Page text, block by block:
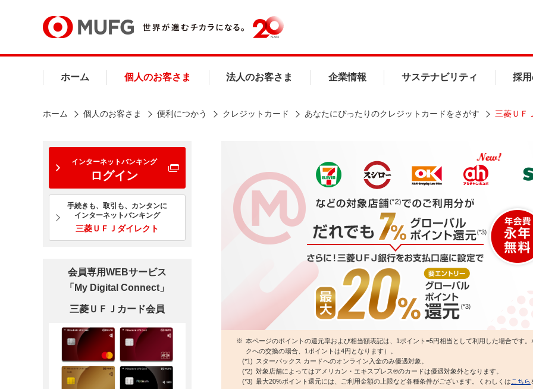
ホーム 個人のお客さま 法人のお客さま 企業情報 サステナビリティ 採
ホーム 個人のお客さま 便利につかう クレジットカード あなたにぴったりのクレジットカードをさがす 三菱ＵＦ
インターネットバンキング
ログイン
手続きも、取引も、カンタンに
インターネットバンキング
三菱ＵＦＪダイレクト
会員専用WEBサービス
「My Digital Connect」
三菱ＵＦＪカード会員
※ 本ページのポイントの還元率および相当額表記は、1ポイント=5円相当として利用した場合です
クへの交換の場合、1ポイントは4円となります）。
(*1) スターバックス カードへのオンライン入金のみ優遇対象。
(*2) 対象店舗によってはアメリカン・エキスプレス®のカードは優遇対象外となります。
(*3) 最大20%ポイント還元には、ご利用金額の上限など各種条件がございます。くわしくは こちら